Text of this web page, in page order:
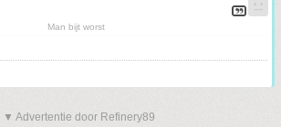
Man bijt worst
▼ Advertentie door Refinery89